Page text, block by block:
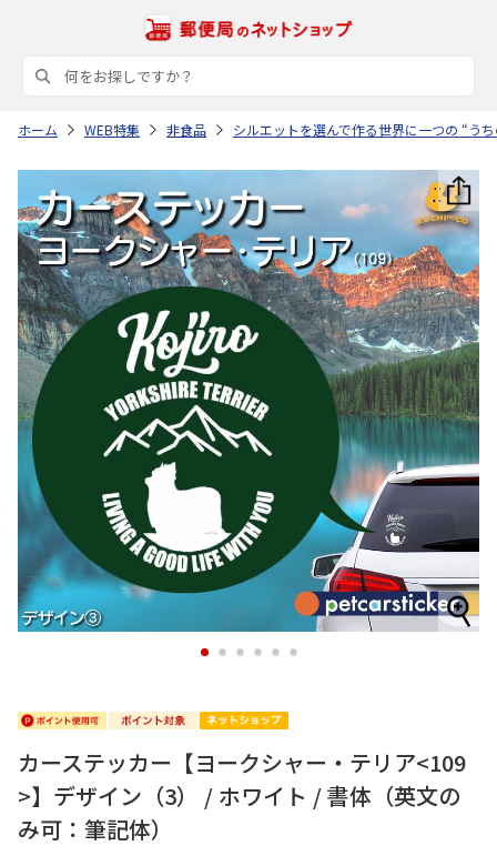
ホーム WEB特集 非食品 シルエットを選んで作る世界に一つの “う
1 2 3 4 5 6
カーステッカー【ヨークシャー・テリア<109
>】デザイン（3） / ホワイト / 書体（英文の
み可：筆記体）